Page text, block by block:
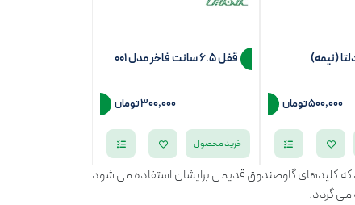
(نیمه)
500,000تومان
قفل 6.5 سانت فاخر مدل 001
300,000 تومان
خرید محصول
که کلیدهای گاوصندوق قدیمی برایشان استفاده می شود
می گردد.